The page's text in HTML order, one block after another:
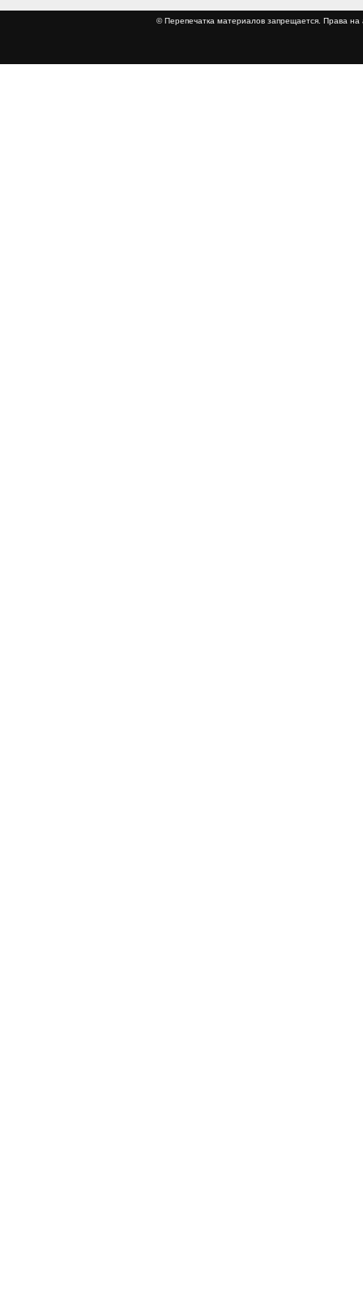
© Перепечатка материалов запрещается.